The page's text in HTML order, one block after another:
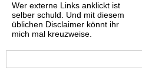
Wer externe Links anklickt ist
selber schuld. Und mit diesem
üblichen Disclaimer könnt ihr
mich mal kreuzweise.